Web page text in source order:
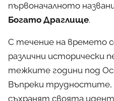
първоначалното
Богато Драглище.
С течение на времето
различни исторически
тежките години под
Въпреки
съхранят своята